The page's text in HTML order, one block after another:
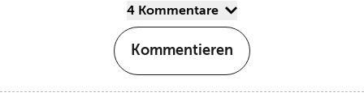
4 Kommentare
Kommentieren